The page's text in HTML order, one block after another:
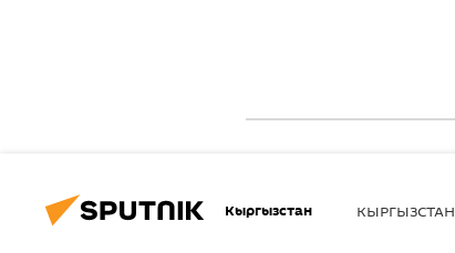
Кыргызстан КЫРГЫЗСТАН